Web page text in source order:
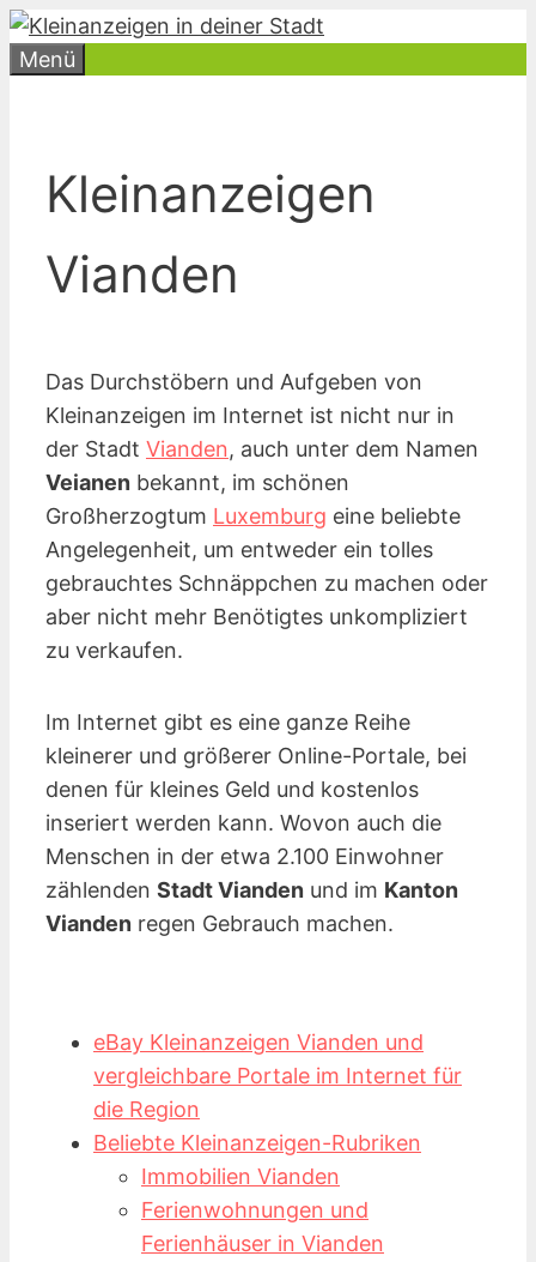
Zum
Inhalt
Menü
Kleinanzeigen
Vianden
Das Durchstöbern und Aufgeben von
Kleinanzeigen im Internet ist nicht nur in
der Stadt Vianden, auch unter dem Namen
Veianen bekannt, im schönen
Großherzogtum Luxemburg eine beliebte
Angelegenheit, um entweder ein tolles
gebrauchtes Schnäppchen zu machen oder
aber nicht mehr Benötigtes unkompliziert
zu verkaufen.
Im Internet gibt es eine ganze Reihe
kleinerer und größerer Online-Portale, bei
denen für kleines Geld und kostenlos
inseriert werden kann. Wovon auch die
Menschen in der etwa 2.100 Einwohner
zählenden Stadt Vianden und im Kanton
Vianden regen Gebrauch machen.
eBay Kleinanzeigen Vianden und
vergleichbare Portale im Internet für
die Region
Beliebte Kleinanzeigen-Rubriken
Immobilien Vianden
Ferienwohnungen und
Ferienhäuser in Vianden